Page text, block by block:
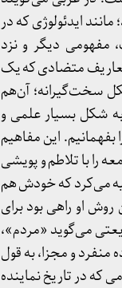
ایدئولوژی که در
مفهومی دیگر و نزد
متضادی که یک
سخت‌گیرانه؛ آن‌هم
شکل بسیار علمی و
این مفاهیم
را با تلاطم و پویشی
می‌کرد که خودش هم
او راهی بود برای
می‌گوید «مردم»،
و مجزا، به قول
که در تاریخ نماینده